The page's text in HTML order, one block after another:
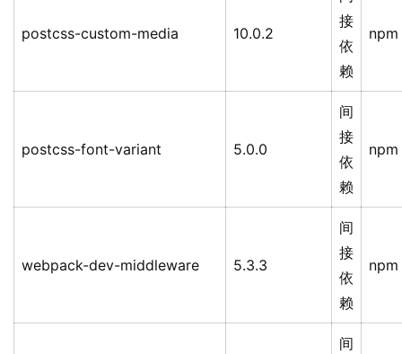
postcss-custom-media 10.0.2
接
依
赖
npm
postcss-font-variant 5.0.0
间
接
依
赖
npm
webpack-dev-middleware 5.3.3
间
接
依
赖
npm
间